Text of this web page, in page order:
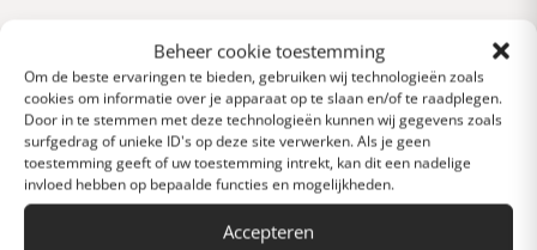
Beheer cookie toestemming
Om de beste ervaringen te bieden, gebruiken wij technologieën zoals
cookies om informatie over je apparaat op te slaan en/of te raadplegen.
Door in te stemmen met deze technologieën kunnen wij gegevens zoals
surfgedrag of unieke ID's op deze site verwerken. Als je geen
toestemming geeft of uw toestemming intrekt, kan dit een nadelige
invloed hebben op bepaalde functies en mogelijkheden.
Accepteren
0 van 5 sterren (op
basis van 0 reviews)
Uitstekend
Heel goed